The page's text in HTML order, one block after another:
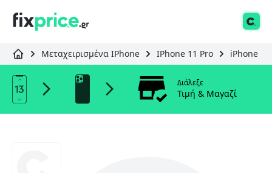
Μεταχειρισμένα IPhone IPhone 11 Pro iPhone 11
Διάλεξε
Τιμή & Μαγαζί